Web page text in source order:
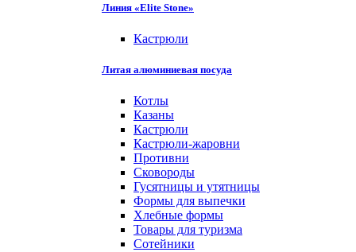
Линия «Elite Stone»
Кастрюли
Литая алюминиевая посуда
Котлы
Казаны
Кастрюли
Кастрюли-жаровни
Противни
Сковороды
Гусятницы и утятницы
Формы для выпечки
Хлебные формы
Товары для туризма
Сотейники